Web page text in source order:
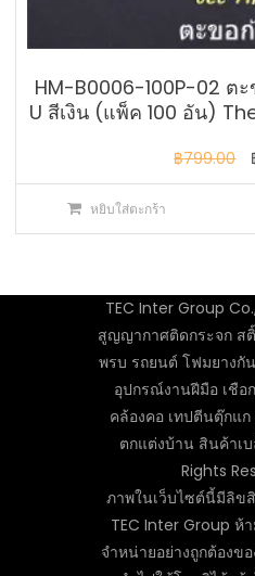
HM-B0006-100P-02 ต
U สีเงิน (แพ็ค 100 อัน)
฿799.00
หยิบใส่ตะกร้า
TEC Inter Group
สูญญากาศติดกระจก ส
พรบ รถยนต์ โฟมยางกั
อุปกรณ์งานฝีมือ เชือ
คล้องคอ เทปตีนตุ๊กแ
ตกแต่งบ้าน สินค้าเ
Rights
ภาพในเว็บไซต์นี้มีลิข
TEC Inter Group ห้
จำหน่ายอย่างถูกต้องข